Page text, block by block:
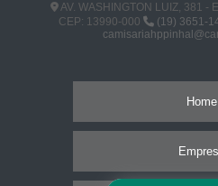
AV. WASHINGTON LUIZ, 381 -
CEP: 13990-000
(19) 3651-
Home